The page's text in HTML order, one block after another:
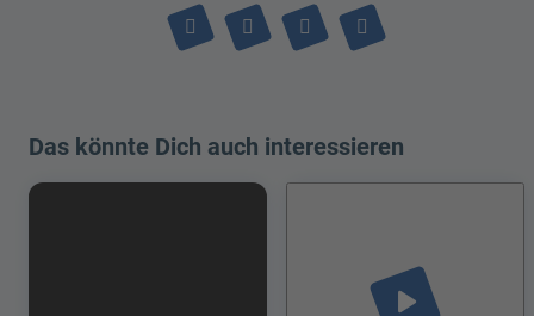
Das könnte Dich auch interessieren
play_arrow